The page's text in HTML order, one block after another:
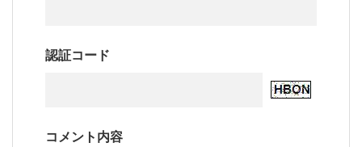
認証コード
コメント内容